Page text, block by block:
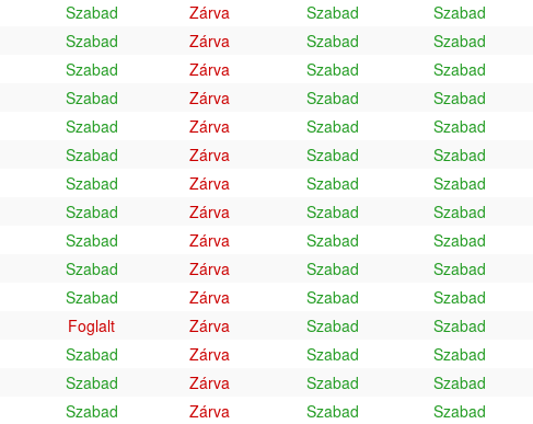
Szabad Zárva Szabad Szabad
Szabad Zárva Szabad Szabad
Szabad Zárva Szabad Szabad
Szabad Zárva Szabad Szabad
Szabad Zárva Szabad Szabad
Szabad Zárva Szabad Szabad
Szabad Zárva Szabad Szabad
Szabad Zárva Szabad Szabad
Szabad Zárva Szabad Szabad
Szabad Zárva Szabad Szabad
Szabad Zárva Szabad Szabad
Foglalt Zárva Szabad Szabad
Szabad Zárva Szabad Szabad
Szabad Zárva Szabad Szabad
Szabad Zárva Szabad Szabad